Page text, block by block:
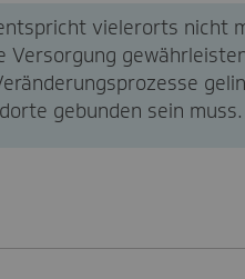
vielerorts nicht
gebunden sein muss.